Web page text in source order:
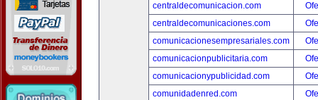
centraldecomunicacion.com
centraldecomunicaciones.com
comunicacionesempresariales.com
comunicacionpublicitaria.com
comunicacionypublicidad.com
comunidadenred.com